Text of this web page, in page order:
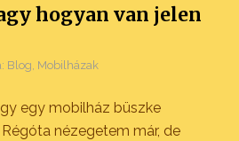
hogyan van jelen
Blog Mobilházak
egy mobilház büszke
nézegetem már, de